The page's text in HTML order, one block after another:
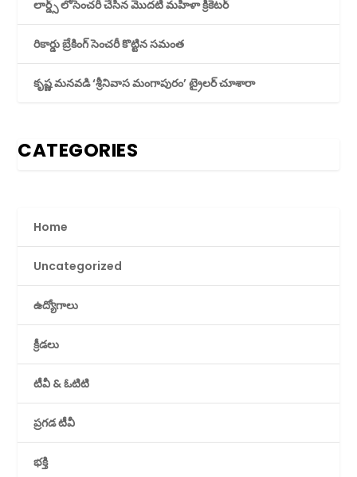
లార్డ్స్ లోసెంచరీ చేసిన మొదటి మహిళా క్రికెటర్
రికార్డు బ్రేకింగ్ సెంచరీ కొట్టిన సమంత
కృష్ణ మనవడి ‘శ్రీనివాస మంగాపురం’ ట్రైలర్ చూశారా
CATEGORIES
Home
Uncategorized
ఉద్యోగాలు
క్రీడలు
టీవీ & ఓటిటి
ప్రగడ టీవీ
భక్తి